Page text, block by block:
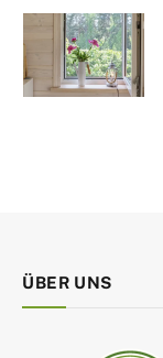
ÜBER UNS